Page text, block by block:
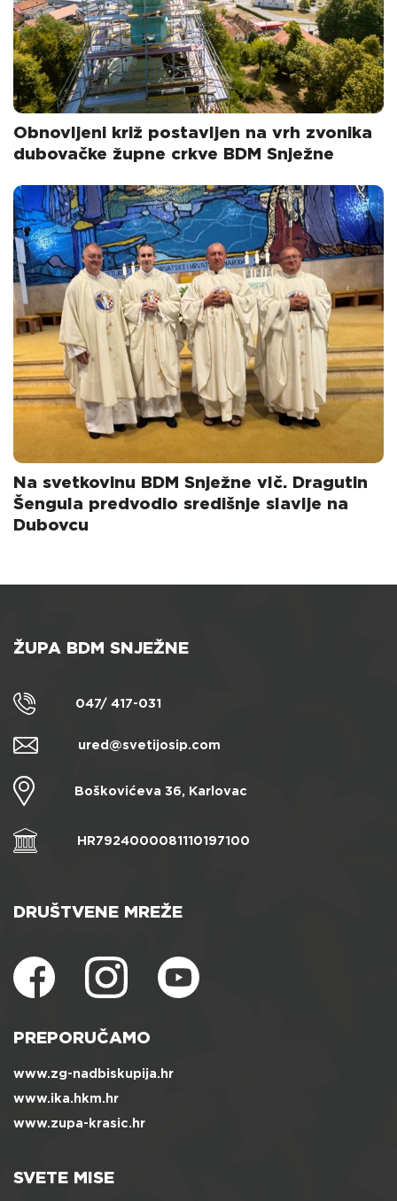
Obnovljeni križ postavljen na vrh zvonika
dubovačke župne crkve BDM Snježne
Na svetkovinu BDM Snježne vlč. Dragutin
Šengula predvodio središnje slavlje na
Dubovcu
ŽUPA BDM SNJEŽNE
047/ 417-031
ured@svetijosip.com
Boškovićeva 36, Karlovac
HR7924000081110197100
DRUŠTVENE MREŽE
PREPORUČAMO
www.zg-nadbiskupija.hr
www.ika.hkm.hr
www.zupa-krasic.hr
SVETE MISE